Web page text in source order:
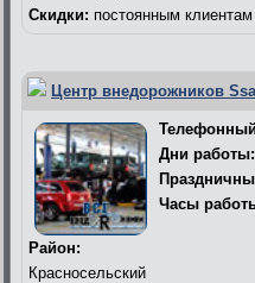
Скидки: постоянным
Центр внедорожников
Дни работы:
Часы
Район:
Красносельский